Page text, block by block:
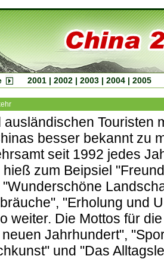
2001 | 2002 | 2003 | 2004 | 2005
ausländischen Touristen
besser bekannt zu
seit 1992 jedes
zum Beipsiel
"Erholung und
weiter. Die Mottos für
Jahrhundert",
und "Das